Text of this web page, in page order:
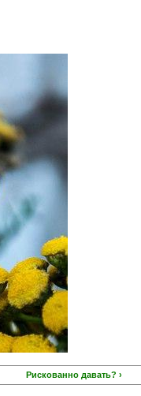
Рискованно давать? ›